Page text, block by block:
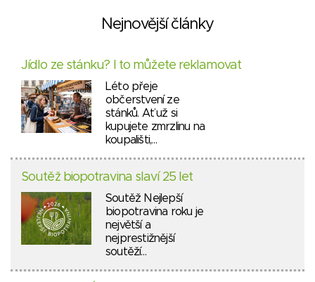
Nejnovější články
Jídlo ze stánku? I to můžete reklamovat
Léto přeje
občerstvení ze
stánků. Ať už si
kupujete zmrzlinu na
koupališti,…
Soutěž biopotravina slaví 25 let
Soutěž Nejlepší
biopotravina roku je
největší a
nejprestižnější
soutěží…